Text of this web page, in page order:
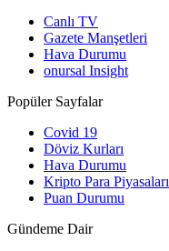
Canlı TV
Gazete Manşetleri
Hava Durumu
onursal Insight
Popüler Sayfalar
Covid 19
Döviz Kurları
Hava Durumu
Kripto Para Piyasaları
Puan Durumu
Gündeme Dair